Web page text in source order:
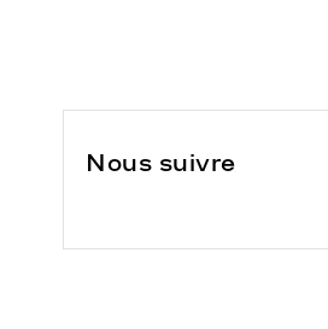
Nous suivre